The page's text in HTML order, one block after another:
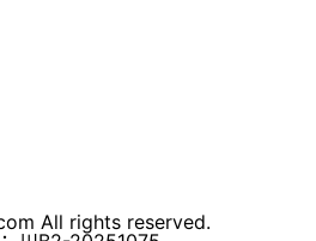
All rights reserved.